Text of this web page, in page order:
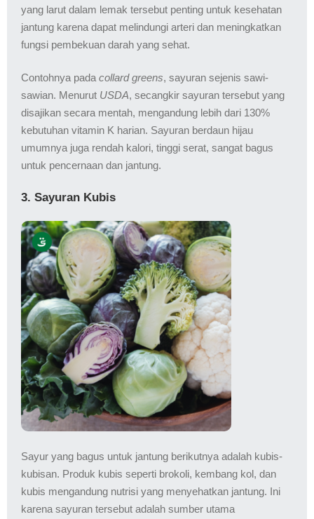
yang larut dalam lemak tersebut penting untuk kesehatan
jantung karena dapat melindungi arteri dan meningkatkan
fungsi pembekuan darah yang sehat.
Contohnya padacollard greens, sayuran sejenis sawi-
sawian. Menurut USDA, secangkir sayuran tersebut yang
disajikan secara mentah, mengandung lebih dari 130%
kebutuhan vitamin K harian. Sayuran berdaun hijau
umumnya juga rendah kalori, tinggi serat, sangat bagus
untuk pencernaan dan jantung.
3. Sayuran Kubis
Sayur yang bagus untuk jantung berikutnya adalah kubis-
kubisan. Produk kubis seperti brokoli, kembang kol, dan
kubis mengandung nutrisi yang menyehatkan jantung. Ini
karena sayuran tersebut adalah sumber utama